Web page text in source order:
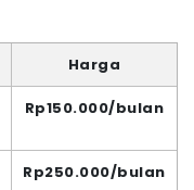
Harga
Rp150.000/bulan
Rp250.000/bulan